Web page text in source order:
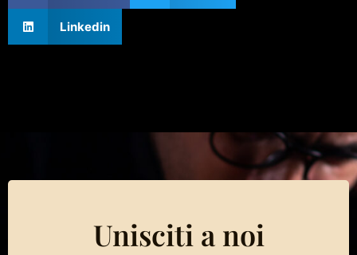
Linkedin
Unisciti a noi